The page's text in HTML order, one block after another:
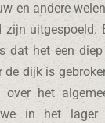
en andere
uitgespoeld.
dat het een
de dijk is
het
in het lager